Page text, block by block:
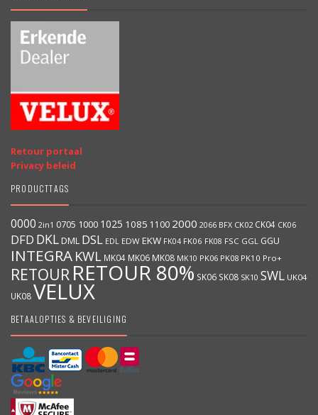
Retour portaal
Privacy beleid
PRODUCTTAGS
0000 2in1 0705 1000 1025 1085 1100 2000 2066 BFX CK02 CK04 CK06
DFD DKL DML DSL EDL EDW EKW FK04 FK06 FK08 FSC GGL GGU
INTEGRA KWL MK04 MK06 MK08 MK10 PK06 PK08 PK10 Pro+
RETOUR RETOUR 80% SK06 SK08 SK10 SWL UK04
UK08VELUX
BETAALOPTIES & BEVEILIGING